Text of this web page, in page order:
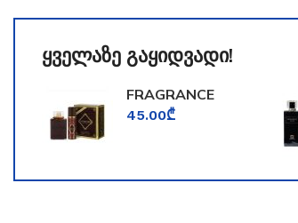
ყველაზე გაყიდვადი!
FRAGRANCE
WORLD
45.00₾